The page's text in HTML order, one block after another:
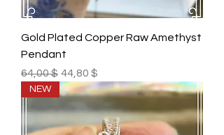
Gold Plated Copper Raw Amethyst
Pendant
Prix original
64,00 $ Prix promotionnel
44,80 $
NEW